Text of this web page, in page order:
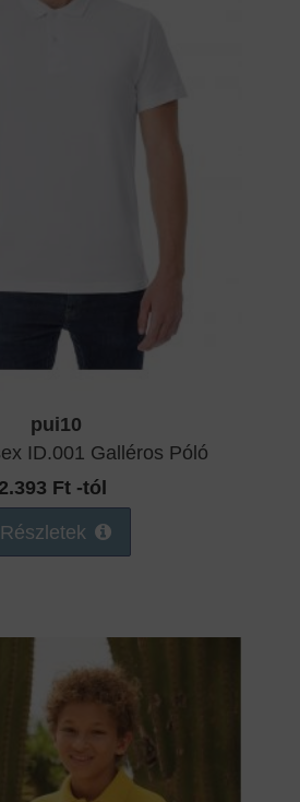
pui10
ID.001 Galléros Póló
2.393 Ft -tól
Részletek